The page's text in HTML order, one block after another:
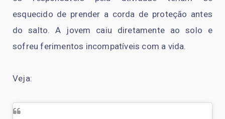
esquecido de prender a corda de proteção antes
do salto. A jovem caiu diretamente ao solo e
sofreu ferimentos incompatíveis com a vida.
Veja: